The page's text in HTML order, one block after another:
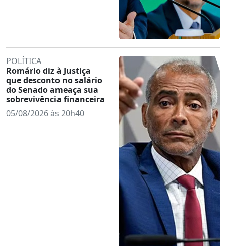
POLÍTICA
Romário diz à Justiça
que desconto no salário
do Senado ameaça sua
sobrevivência financeira
05/08/2026 às 20h40